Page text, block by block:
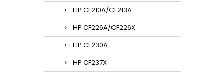
HP CF210A/CF213A
HP CF226A/CF226X
HP CF230A
HP CF237X